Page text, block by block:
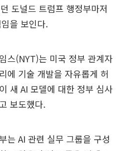
도널드 트럼프 행정부마저
을 보인다.
스(NYT)는 미국 정부 관계자
에 기술 개발을 자유롭게 허
새 AI 모델에 대한 정부 심사
보도했다.
는 AI 관련 실무 그룹을 구성